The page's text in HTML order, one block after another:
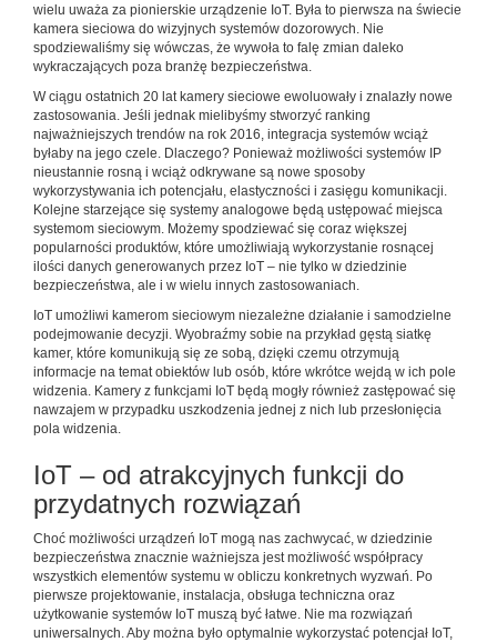
wielu uważa za pionierskie urządzenie IoT. Była to pierwsza na świecie
kamera sieciowa do wizyjnych systemów dozorowych. Nie
spodziewaliśmy się wówczas, że wywoła to falę zmian daleko
wykraczających poza branżę bezpieczeństwa.
W ciągu ostatnich 20 lat kamery sieciowe ewoluowały i znalazły nowe
zastosowania. Jeśli jednak mielibyśmy stworzyć ranking
najważniejszych trendów na rok 2016, integracja systemów wciąż
byłaby na jego czele. Dlaczego? Ponieważ możliwości systemów IP
nieustannie rosną i wciąż odkrywane są nowe sposoby
wykorzystywania ich potencjału, elastyczności i zasięgu komunikacji.
Kolejne starzejące się systemy analogowe będą ustępować miejsca
systemom sieciowym. Możemy spodziewać się coraz większej
popularności produktów, które umożliwiają wykorzystanie rosnącej
ilości danych generowanych przez IoT – nie tylko w dziedzinie
bezpieczeństwa, ale i w wielu innych zastosowaniach.
IoT umożliwi kamerom sieciowym niezależne działanie i samodzielne
podejmowanie decyzji. Wyobraźmy sobie na przykład gęstą siatkę
kamer, które komunikują się ze sobą, dzięki czemu otrzymują
informacje na temat obiektów lub osób, które wkrótce wejdą w ich pole
widzenia. Kamery z funkcjami IoT będą mogły również zastępować się
nawzajem w przypadku uszkodzenia jednej z nich lub przesłonięcia
pola widzenia.
IoT – od atrakcyjnych funkcji do
przydatnych rozwiązań
Choć możliwości urządzeń IoT mogą nas zachwycać, w dziedzinie
bezpieczeństwa znacznie ważniejsza jest możliwość współpracy
wszystkich elementów systemu w obliczu konkretnych wyzwań. Po
pierwsze projektowanie, instalacja, obsługa techniczna oraz
użytkowanie systemów IoT muszą być łatwe. Nie ma rozwiązań
uniwersalnych. Aby można było optymalnie wykorzystać potencjał IoT,